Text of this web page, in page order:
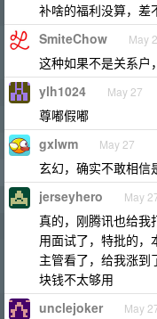
补啥的福利没算，差
SmiteChow May
这种如果不是关系户
ylh1024 May 27
尊嘟假嘟
gxlwm May 27
玄幻，确实不敢相信
jerseyhero May
真的，刚腾讯也给我
用面试了，特批的
主管看了，给我涨到
块钱不太够用
unclejoker May